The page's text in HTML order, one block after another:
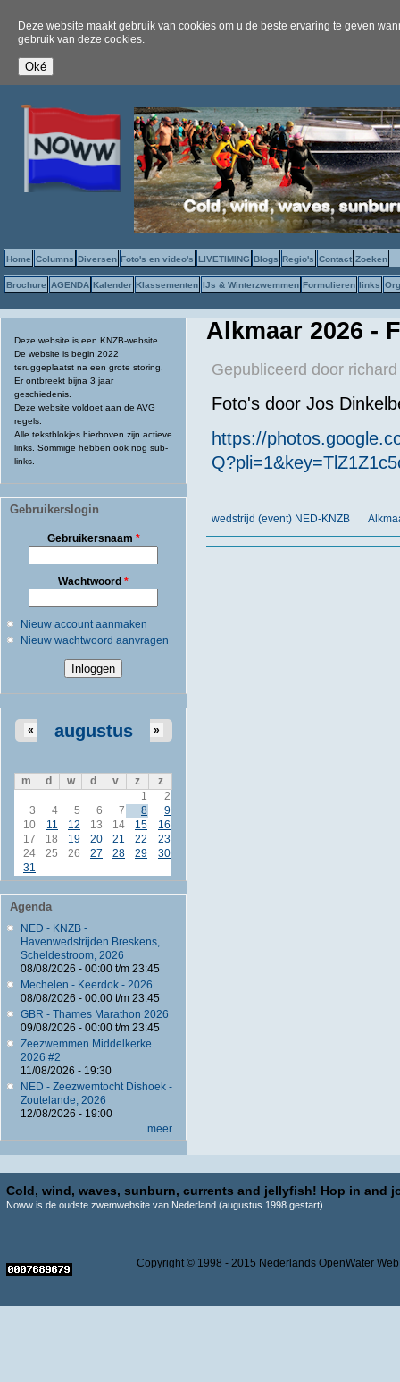
Deze website maakt gebruik van cookies om u de beste ervaring te geven
gebruik van deze cookies.
Home Columns Diversen Foto's en video's LIVETIMING Blogs Regio's Contact Zoeken
Brochure AGENDA Kalender Klassementen IJs & Winterzwemmen Formulieren links
Deze website is een KNZB-website.
De website is begin 2022
teruggeplaatst na een grote storing.
Er ontbreekt bijna 3 jaar
geschiedenis.
Deze website voldoet aan de AVG
regels.
Alle tekstblokjes hierboven zijn actieve
links. Sommige hebben ook nog sub-
links.
Gebruikerslogin
Gebruikersnaam *
Wachtwoord *
Nieuw account aanmaken
Nieuw wachtwoord aanvragen
augustus
« »
m d w d v z
z
1
2
3
4 5 6 7 8
9
10
11 12 13 14 15
16
17
18 19 20 21 22
23
24
25 26 27 28 29
30
31
Agenda
NED - KNZB -
Havenwedstrijden Breskens,
Scheldestroom, 2026
08/08/2026 - 00:00t/m 23:45
Mechelen - Keerdok - 2026
08/08/2026 - 00:00t/m 23:45
GBR - Thames Marathon 2026
09/08/2026 - 00:00t/m 23:45
Zeezwemmen Middelkerke
2026 #2
11/08/2026 - 19:30
NED - Zeezwemtocht Dishoek -
Zoutelande, 2026
12/08/2026 - 19:00
meer
Alkmaar 2026 -
Gepubliceerd door
Foto's door Jos
https://
wedstrijd (event) NED-KNZB
Cold, wind, waves, sunburn, currents and jellyfish! Hop in and
Noww is de oudste zwemwebsite van Nederland (augustus 1998 gestart)
Copyright © 1998 - 2015 Nederlands OpenWater